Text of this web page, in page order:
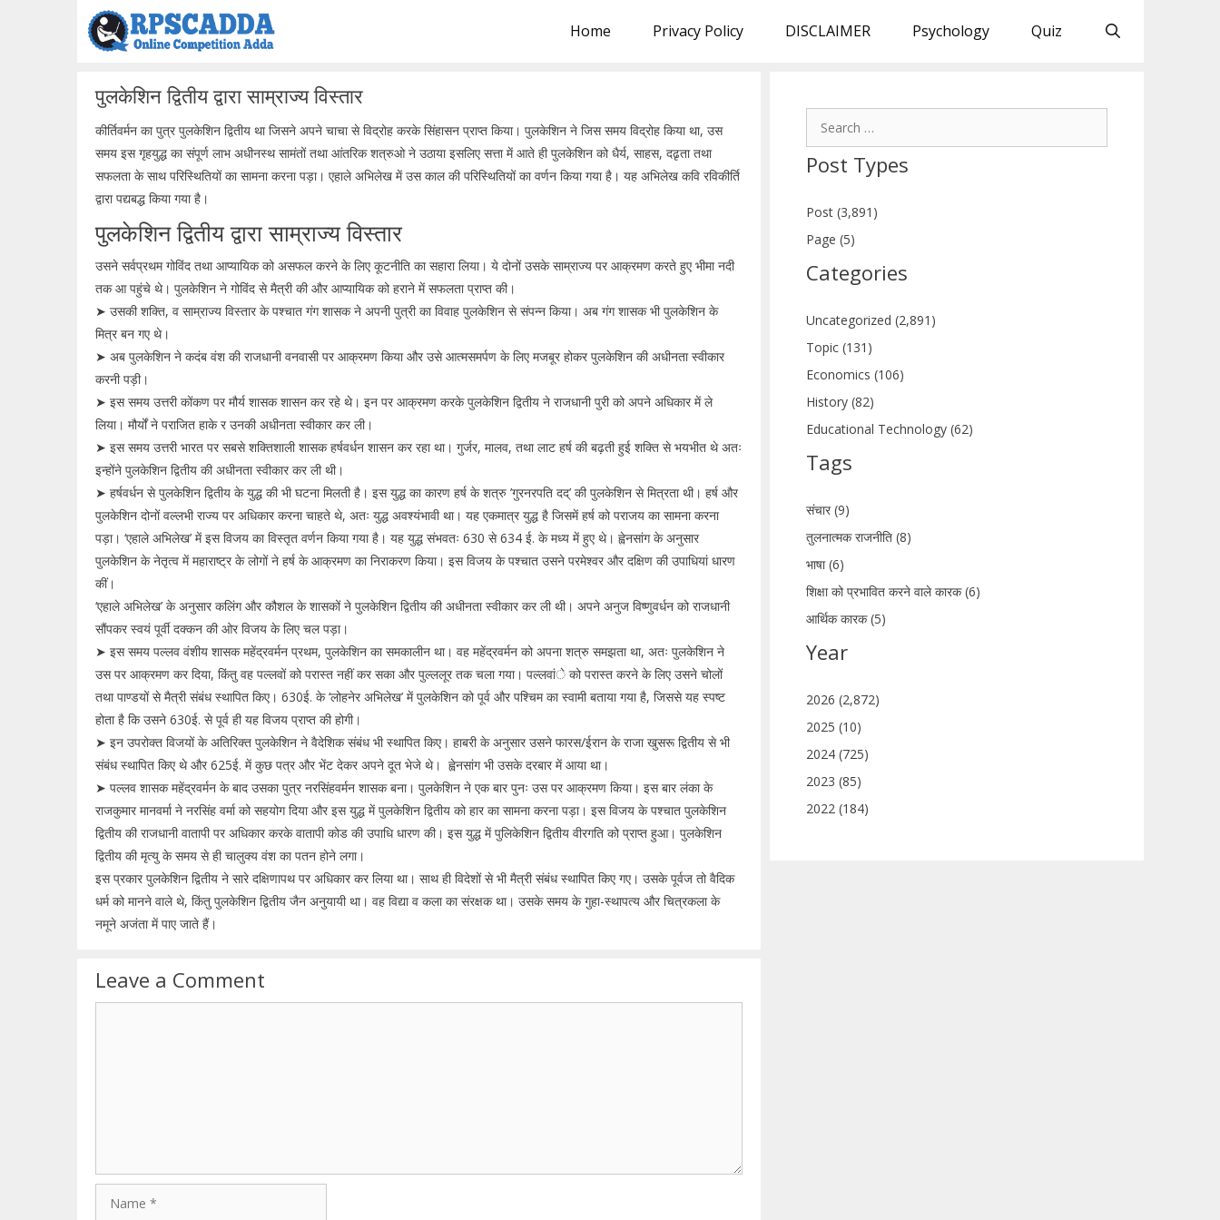
Home Privacy Policy DISCLAIMER Psychology Quiz
पुलकेशिन द्वितीय द्वारा साम्राज्य विस्तार
कीर्तिवर्मन का पुत्र पुलकेशिन द्वितीय था जिसने अपने चाचा से विद्रोह करके सिंहासन प्राप्त किया। पुलकेशिन ने जिस समय विद्रोह किया था, उस
समय इस गृहयुद्ध का संपूर्ण लाभ अधीनस्थ सामंतों तथा आंतरिक शत्रुओ ने उठाया इसलिए सत्ता में आते ही पुलकेशिन को धैर्य, साहस, दढृता तथा
सफलता के साथ परिस्थितियों का सामना करना पड़ा। एहाले अभिलेख में उस काल की परिस्थितियों का वर्णन किया गया है। यह अभिलेख कवि रविकीर्ति
द्वारा पद्यबद्ध किया गया है।
पुलकेशिन द्वितीय द्वारा साम्राज्य विस्तार
उसने सर्वप्रथम गोविंद तथा आप्यायिक को असफल करने के लिए कूटनीति का सहारा लिया। ये दोनों उसके साम्राज्य पर आक्रमण करते हुए भीमा नदी
तक आ पहुंचे थे। पुलकेशिन ने गोविंद से मैत्री की और आप्यायिक को हराने में सफलता प्राप्त की।
➤ उसकी शक्ति, व साम्राज्य विस्तार के पश्चात गंग शासक ने अपनी पुत्री का विवाह पुलकेशिन से संपन्न किया। अब गंग शासक भी पुलकेशिन के
मित्र बन गए थे।
➤ अब पुलकेशिन ने कदंब वंश की राजधानी वनवासी पर आक्रमण किया और उसे आत्मसमर्पण के लिए मजबूर होकर पुलकेशिन की अधीनता स्वीकार
करनी पड़ी।
➤ इस समय उत्तरी कोंकण पर मौर्य शासक शासन कर रहे थे। इन पर आक्रमण करके पुलकेशिन द्वितीय ने राजधानी पुरी को अपने अधिकार में ले
लिया। मौर्यों ने पराजित हाके र उनकी अधीनता स्वीकार कर ली।
➤ इस समय उत्तरी भारत पर सबसे शक्तिशाली शासक हर्षवर्धन शासन कर रहा था। गुर्जर, मालव, तथा लाट हर्ष की बढ़ती हुई शक्ति से भयभीत थे अतः
इन्होंने पुलकेशिन द्वितीय की अधीनता स्वीकार कर ली थी।
➤ हर्षवर्धन से पुलकेशिन द्वितीय के युद्ध की भी घटना मिलती है। इस युद्ध का कारण हर्ष के शत्रु ’गुरनरपति दद्’ की पुलकेशिन से मित्रता थी। हर्ष और
पुलकेशिन दोनों वल्लभी राज्य पर अधिकार करना चाहते थे, अतः युद्ध अवश्यंभावी था। यह एकमात्र युद्ध है जिसमें हर्ष को पराजय का सामना करना
पड़ा। ‘एहाले अभिलेख’ में इस विजय का विस्तृत वर्णन किया गया है। यह युद्ध संभवतः 630 से 634 ई. के मध्य में हुए थे। ह्वेनसांग के अनुसार
पुलकेशिन के नेतृत्व में महाराष्ट्र के लोगों ने हर्ष के आक्रमण का निराकरण किया। इस विजय के पश्चात उसने परमेश्वर और दक्षिण की उपाधियां धारण
कीं।
‘एहाले अभिलेख’ के अनुसार कलिंग और कौशल के शासकों ने पुलकेशिन द्वितीय की अधीनता स्वीकार कर ली थी। अपने अनुज विष्णुवर्धन को राजधानी
सौंपकर स्वयं पूर्वी दक्कन की ओर विजय के लिए चल पड़ा।
➤ इस समय पल्लव वंशीय शासक महेंद्रवर्मन प्रथम, पुलकेशिन का समकालीन था। वह महेंद्रवर्मन को अपना शत्रु समझता था, अतः पुलकेशिन ने
उस पर आक्रमण कर दिया, किंतु वह पल्लवों को परास्त नहीं कर सका और पुल्ललूर तक चला गया। पल्लवांे को परास्त करने के लिए उसने चोलों
तथा पाण्डयों से मैत्री संबंध स्थापित किए। 630ई. के ‘लोहनेर अभिलेख’ में पुलकेशिन को पूर्व और पश्चिम का स्वामी बताया गया है, जिससे यह स्पष्ट
होता है कि उसने 630ई. से पूर्व ही यह विजय प्राप्त की होगी।
➤ इन उपरोक्त विजयों के अतिरिक्त पुलकेशिन ने वैदेशिक संबंध भी स्थापित किए। हाबरी के अनुसार उसने फारस/ईरान के राजा खुसरू द्वितीय से भी
संबंध स्थापित किए थे और 625ई. में कुछ पत्र और भेंट देकर अपने दूत भेजे थे। ह्वेनसांग भी उसके दरबार में आया था।
➤ पल्लव शासक महेंद्रवर्मन के बाद उसका पुत्र नरसिंहवर्मन शासक बना। पुलकेशिन ने एक बार पुनः उस पर आक्रमण किया। इस बार लंका के
राजकुमार मानवर्मा ने नरसिंह वर्मा को सहयोग दिया और इस युद्ध में पुलकेशिन द्वितीय को हार का सामना करना पड़ा। इस विजय के पश्चात पुलकेशिन
द्वितीय की राजधानी वातापी पर अधिकार करके वातापी कोड की उपाधि धारण की। इस युद्ध में पुलिकेशिन द्वितीय वीरगति को प्राप्त हुआ। पुलकेशिन
द्वितीय की मृत्यु के समय से ही चालुक्य वंश का पतन होने लगा।
इस प्रकार पुलकेशिन द्वितीय ने सारे दक्षिणापथ पर अधिकार कर लिया था। साथ ही विदेशों से भी मैत्री संबंध स्थापित किए गए। उसके पूर्वज तो वैदिक
धर्म को मानने वाले थे, किंतु पुलकेशिन द्वितीय जैन अनुयायी था। वह विद्या व कला का संरक्षक था। उसके समय के गुहा-स्थापत्य और चित्रकला के
नमूने अजंता में पाए जाते हैं।
Leave a Comment
Post Types
Post (3,891)
Page (5)
Categories
Uncategorized (2,891)
Topic (131)
Economics (106)
History (82)
Educational Technology (62)
Tags
संचार (9)
तुलनात्मक राजनीति (8)
भाषा (6)
शिक्षा को प्रभावित करने वाले कारक (6)
आर्थिक कारक (5)
Year
2026 (2,872)
2025 (10)
2024 (725)
2023 (85)
2022 (184)